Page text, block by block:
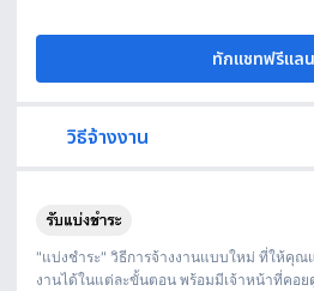
ทักแชทฟรีแล
วิธีจ้างงาน
"แบ่งชำระ" วิธีการจ้างงานแบบใหม่ ที่ให้คุณ
งานได้ในแต่ละขั้นตอน พร้อมมีเจ้าหน้าที่คอ